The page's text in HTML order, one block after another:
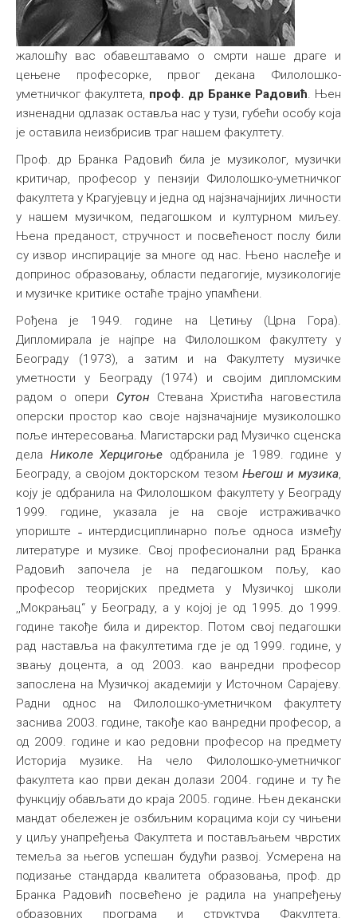
жалошћу вас обавештавамо о смрти наше драге и
цењене професорке, првог декана Филолошко-
уметничког факултета, проф. др Бранке Радовић. Њен
изненадни одлазак оставља нас у тузи, губећи особу која
је оставила неизбрисив траг нашем факултету.
Проф. др Бранка Радовић била је музиколог, музички
критичар, професор у пензији Филолошко-уметничког
факултета у Крагујевцу и jедна од најзначајнијих личности
у нашем музичком, педагошком и културном миљеу.
Њена преданост, стручност и посвећеност послу били
су извор инспирације за многе од нас. Њено наслеђе и
допринос образовању, области педагогије, музикологије
и музичке критике остаће трајно упамћени.
Рођена је 1949. године на Цетињу (Црна Гора).
Дипломирала је најпре на Филолошком факултету у
Београду (1973), а затим и на Факултету музичке
уметности у Београду (1974) и својим дипломским
радом о опери Сутон Стевана Христића наговестила
оперски простор као своје најзначајније музиколошко
поље интересовања. Магистарски рад Музичко сценска
дела Николе Херцигоње одбранила је 1989. године у
Београду, а својом докторском тезом Његош и музика,
коју је одбранила на Филолошком факултету у Београду
1999. године, указала је на своје истраживачко
упориште ˗ интердисциплинарно поље односа између
литературе и музике. Свој професионални рад Бранка
Радовић започела је на педагошком пољу, као
професор теоријских предмета у Музичкој школи
,,Мокрањац“ у Београду, а у којој је од 1995. до 1999.
године такође била и директор. Потом свој педагошки
рад наставља на факултетима где је од 1999. године, у
звању доцента, а од 2003. као ванредни професор
запослена на Музичкој академији у Источном Сарајеву.
Радни однос на Филолошко-уметничком факултету
заснива 2003. године, такође као ванредни професор, а
од 2009. године и као редовни професор на предмету
Историја музике. На чело Филолошко-уметничког
факултета као први декан долази 2004. године и ту ће
функцију обављати до краја 2005. године. Њен декански
мандат обележен је озбиљним корацима који су чињени
у циљу унапређења Факултета и постављањем чврстих
темеља за његов успешан будући развој. Усмерена на
подизање стандарда квалитета образовања, проф. др
Бранка Радовић посвећено је радила на унапређењу
образовних програма и структура Факултета.